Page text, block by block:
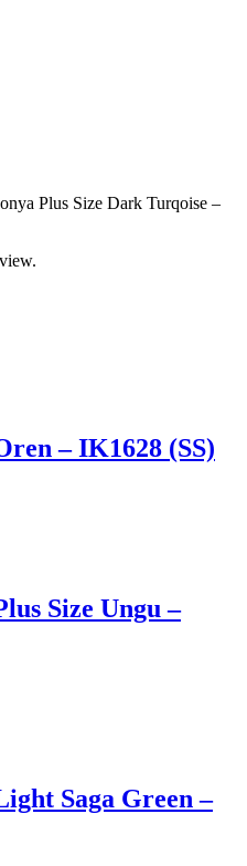
Plus Size Dark Turqoise –
– IK1628 (SS)
Size Ungu –
Saga Green –